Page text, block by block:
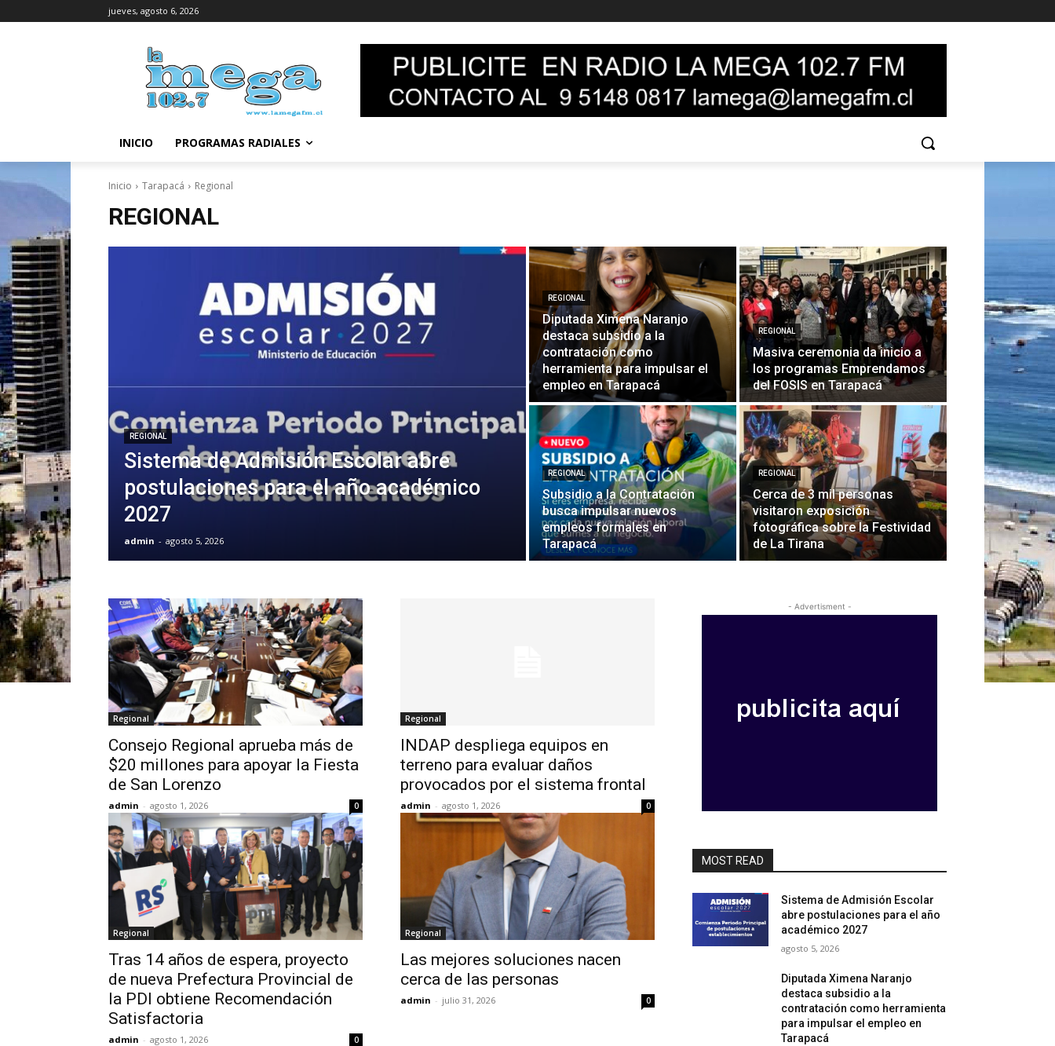
jueves, agosto 6, 2026
INICIO PROGRAMAS RADIALES
Inicio Tarapacá Regional
REGIONAL
REGIONAL
Sistema de Admisión Escolar abre
postulaciones para el año académico
2027
admin - agosto 5, 2026
REGIONAL
Diputada Ximena Naranjo
destaca subsidio a la
contratación como
herramienta para impulsar el
empleo en Tarapacá
REGIONAL
Masiva ceremonia da inicio a
los programas Emprendamos
del FOSIS en Tarapacá
REGIONAL
Subsidio a la Contratación
busca impulsar nuevos
empleos formales en
Tarapacá
REGIONAL
Cerca de 3 mil personas
visitaron exposición
fotográfica sobre la Festividad
de La Tirana
Regional
Consejo Regional aprueba más de
$20 millones para apoyar la Fiesta
de San Lorenzo
admin - agosto 1, 2026 0
Regional
INDAP despliega equipos en
terreno para evaluar daños
provocados por el sistema frontal
admin - agosto 1, 2026 0
Regional
Tras 14 años de espera, proyecto
de nueva Prefectura Provincial de
la PDI obtiene Recomendación
Satisfactoria
admin - agosto 1, 2026 0
Regional
Las mejores soluciones nacen
cerca de las personas
admin - julio 31, 2026 0
- Advertisment -
MOST READ
Sistema de Admisión Escolar
abre postulaciones para el año
académico 2027
agosto 5, 2026
Diputada Ximena Naranjo
destaca subsidio a la
contratación como herramienta
para impulsar el empleo en
Tarapacá